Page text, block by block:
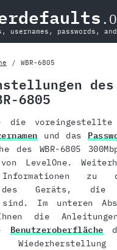
usernames, passwords,
WBR-6805
des
6805
die voreingestellte
und das
des WBR-6805
LevelOne.
zu
Geräts, die
Im unteren
die
Benutzeroberfläche